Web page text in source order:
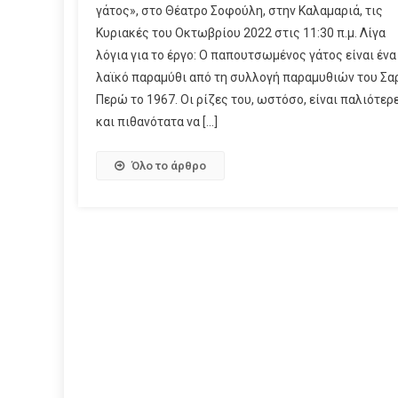
γάτος», στο Θέατρο Σοφούλη, στην Καλαμαριά, τις
Κυριακές του Οκτωβρίου 2022 στις 11:30 π.μ. Λίγα
λόγια για το έργο: Ο παπουτσωμένος γάτος είναι ένα
λαϊκό παραμύθι από τη συλλογή παραμυθιών του
Περώ το 1967. Οι ρίζες του, ωστόσο, είναι
και πιθανότατα να […]
Όλο το άρθρο